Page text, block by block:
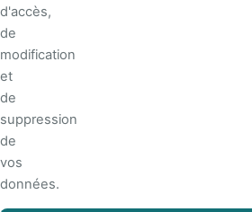
d'accès,
de
modification
et
de
suppression
de
vos
données.